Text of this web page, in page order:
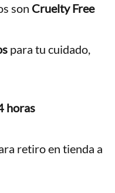
son Cruelty Free
para tu cuidado,
horas
retiro en tienda a